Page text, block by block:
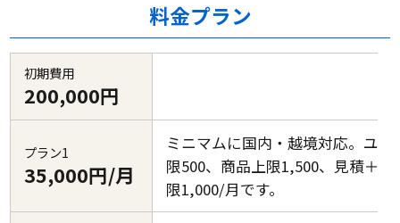
料金プラン
初期費用
200,000円
プラン1
35,000円/月
ミニマムに国内・越境対応。ユー
限500、商品上限1,500、見積＋注
限1,000/月です。